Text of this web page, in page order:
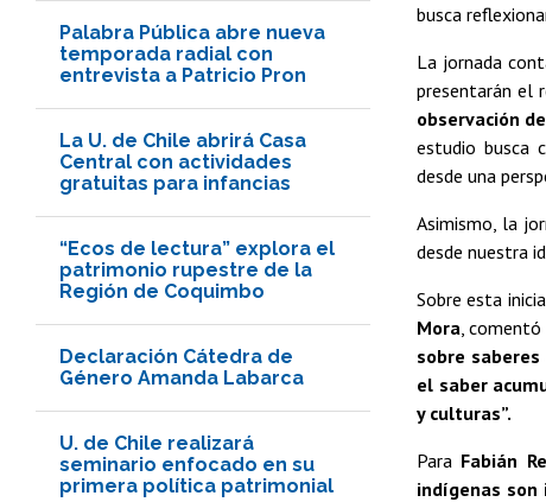
Palabra Pública abre nueva
temporada radial con
entrevista a Patricio Pron
La U. de Chile abrirá Casa
Central con actividades
gratuitas para infancias
“Ecos de lectura” explora el
patrimonio rupestre de la
Región de Coquimbo
Declaración Cátedra de
Género Amanda Labarca
U. de Chile realizará
seminario enfocado en su
primera política patrimonial
busca
La jornada
presentarán el
observación
estudio busca
desde una
Asimismo, la
desde nuestra
Sobre esta
Mora ,
sobre
el saber
y culturas”.
Para Fabián
indígenas